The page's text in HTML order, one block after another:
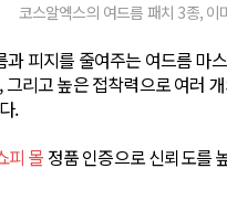
코스알엑스의 여드름 패치 3종, 이
과 피지를 줄여주는 여드름 마
리고 높은 접착력으로 여러
.
피 몰 정품 인증으로 신뢰도를